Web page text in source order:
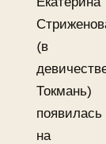
(в
Токмань)
появилась
на